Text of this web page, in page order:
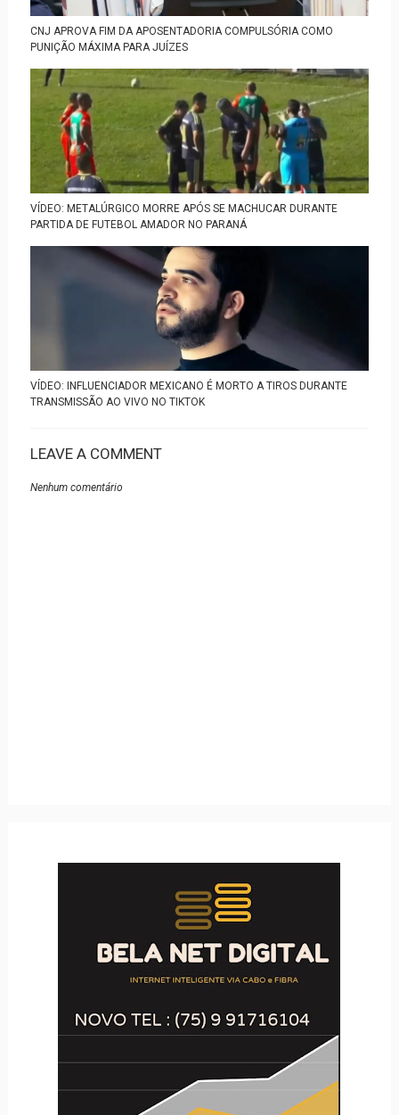
CNJ APROVA FIM DA APOSENTADORIA COMPULSÓRIA COMO
PUNIÇÃO MÁXIMA PARA JUÍZES
VÍDEO: METALÚRGICO MORRE APÓS SE MACHUCAR DURANTE
PARTIDA DE FUTEBOL AMADOR NO PARANÁ
VÍDEO: INFLUENCIADOR MEXICANO É MORTO A TIROS DURANTE
TRANSMISSÃO AO VIVO NO TIKTOK
LEAVE A COMMENT
Nenhum comentário